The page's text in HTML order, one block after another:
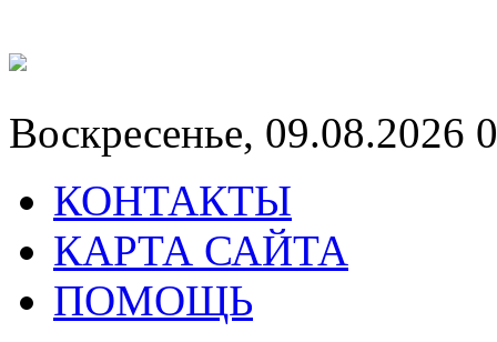
Воскресенье, 09.08.2026
КОНТАКТЫ
КАРТА САЙТА
ПОМОЩЬ